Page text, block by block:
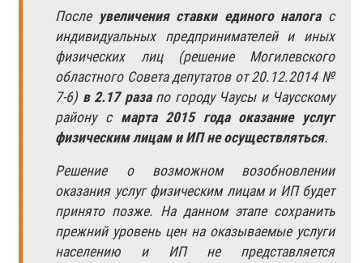
После увеличения ставки единого налогас
индивидуальных предпринимателей и иных
физических лиц (решение Могилевского
областного Совета депутатов от 20.12.2014 №
7-6) в 2.17 разапо городу Чаусы и Чаусскому
району с марта 2015 года оказание услуг
физическим лицам и ИП не осуществляться.
Решение о возможном возобновлении
оказания услуг физическим лицам и ИП будет
принято позже. На данном этапе сохранить
прежний уровень цен на оказываемые услуги
населению и ИП не представляется